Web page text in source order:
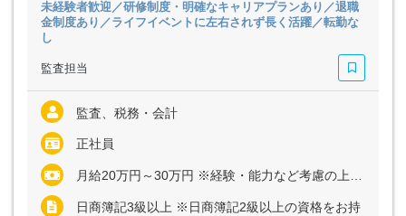
未経験者歓迎／研修制度・明確なキャリアプランあり／退職
金制度あり／ライフイベントに左右されず長く活躍／転勤な
し
監査担当
監査、税務・会計
正社員
月給20万円～30万円 ※経験・能力など考慮の上、決定いたします ※残業代は全額支給
日商簿記3級以上 ※日商簿記2級以上の資格をお持